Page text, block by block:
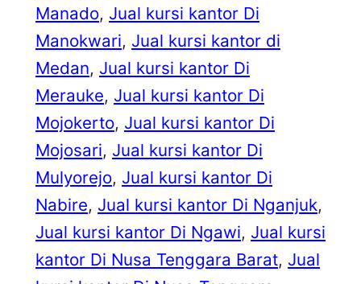
Manado, Jual kursi kantor Di
Manokwari, Jual kursi kantor di
Medan, Jual kursi kantor Di
Merauke, Jual kursi kantor Di
Mojokerto, Jual kursi kantor Di
Mojosari, Jual kursi kantor Di
Mulyorejo, Jual kursi kantor Di
Nabire, Jual kursi kantor Di Nganjuk
Jual kursi kantor Di Ngawi, Jual kursi
kantor Di Nusa Tenggara Barat, Jual